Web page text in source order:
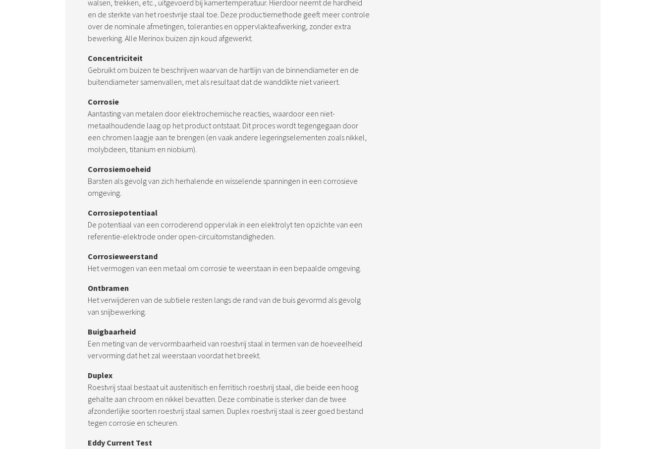
walsen, trekken, etc., uitgevoerd bij kamertemperatuur. Hierdoor neemt de hardheid
en de sterkte van het roestvrije staal toe. Deze productiemethode geeft meer controle
over de nominale afmetingen, toleranties en oppervlakteafwerking, zonder extra
bewerking. Alle Merinox buizen zijn koud afgewerkt.
Concentriciteit
Gebruikt om buizen te beschrijven waarvan de hartlijn van de binnendiameter en de
buitendiameter samenvallen, met als resultaat dat de wanddikte niet varieert.
Corrosie
Aantasting van metalen door elektrochemische reacties, waardoor een niet-
metaalhoudende laag op het product ontstaat. Dit proces wordt tegengegaan door
een chromen laagje aan te brengen (en vaak andere legeringselementen zoals nikkel,
molybdeen, titanium en niobium).
Corrosiemoeheid
Barsten als gevolg van zich herhalende en wisselende spanningen in een corrosieve
omgeving.
Corrosiepotentiaal
De potentiaal van een corroderend oppervlak in een elektrolyt ten opzichte van een
referentie-elektrode onder open-circuitomstandigheden.
Corrosieweerstand
Het vermogen van een metaal om corrosie te weerstaan in een bepaalde omgeving.
Ontbramen
Het verwijderen van de subtiele resten langs de rand van de buis gevormd als gevolg
van snijbewerking.
Buigbaarheid
Een meting van de vervormbaarheid van roestvrij staal in termen van de hoeveelheid
vervorming dat het zal weerstaan voordat het breekt.
Duplex
Roestvrij staal bestaat uit austenitisch en ferritisch roestvrij staal, die beide een hoog
gehalte aan chroom en nikkel bevatten. Deze combinatie is sterker dan de twee
afzonderlijke soorten roestvrij staal samen. Duplex roestvrij staal is zeer goed bestand
tegen corrosie en scheuren.
Eddy Current Test